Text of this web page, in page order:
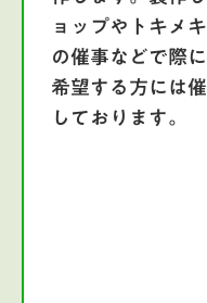
ョップやトキメ
の催事などで際
希望する方には
しております。